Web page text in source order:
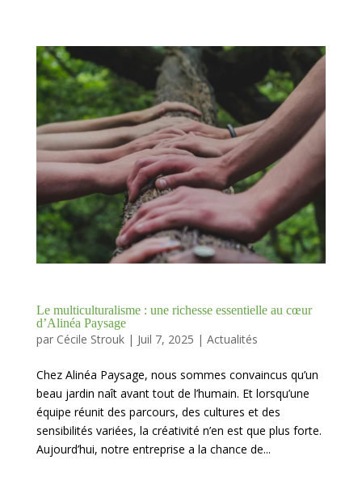
Le multiculturalisme : une richesse essentielle au cœur
d’Alinéa Paysage
par Cécile Strouk| Juil 7, 2025 | Actualités
Chez Alinéa Paysage, nous sommes convaincus qu’un
beau jardin naît avant tout de l’humain. Et lorsqu’une
équipe réunit des parcours, des cultures et des
sensibilités variées, la créativité n’en est que plus forte.
Aujourd’hui, notre entreprise a la chance de...